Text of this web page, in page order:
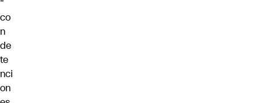
"
co
n
de
te
nci
on